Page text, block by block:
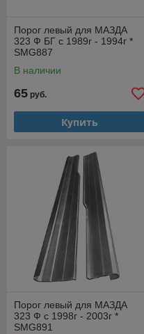
Порог левый для МАЗДА
323 Ф БГ с 1989г - 1994г *
SMG887
В наличии
65 руб.
Купить
Порог левый для МАЗДА
323 Ф с 1998г - 2003г *
SMG891